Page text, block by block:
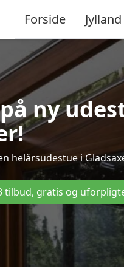
Forside Jylland
ny
i
tilbud, gratis og